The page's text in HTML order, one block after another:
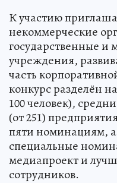
К участию
некоммерческие
государственные и
учреждения,
часть
конкурс разделён
100 человек),
(от 251)
пяти номинациям,
специальные
медиапроект и
сотрудников.